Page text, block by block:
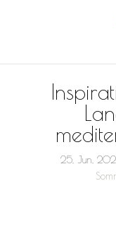
25, Jun,